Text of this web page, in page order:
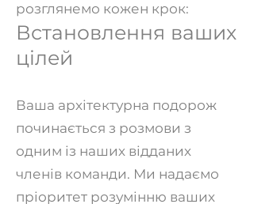
розглянемо кожен крок:
Встановлення ваших
цілей
Ваша архітектурна подорож
починається з розмови з
одним із наших відданих
членів команди. Ми надаємо
пріоритет розумінню ваших